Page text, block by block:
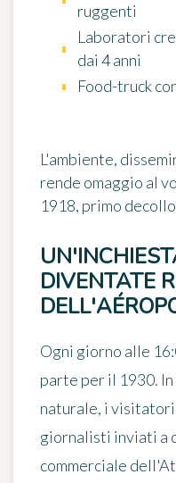
ruggenti
Laboratori
dai 4 anni
Food-truck
L'ambiente,
rende omaggio al
1918, primo
DIVENTATE
Ogni giorno alle
parte per il 1930.
naturale, i visitatori
giornalisti inviati a
commerciale